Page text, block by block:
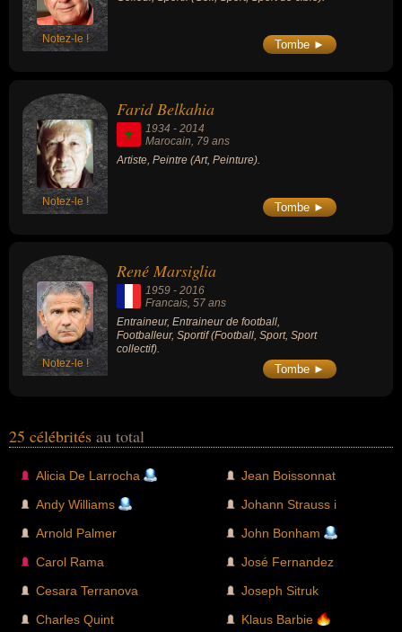
Notez-le ! Tombe ►
Notez-le !
Farid Belkahia
1934 - 2014
Marocain , 79 ans
Artiste, Peintre (Art, Peinture).
Tombe ►
Notez-le !
René Marsiglia
1959 - 2016
Francais, 57 ans
Entraineur, Entraineur de football,
Footballeur, Sportif (Football, Sport, Sport
collectif).
Tombe ►
25 célébrités au total
Alicia De Larrocha
Andy Williams
Arnold Palmer
Carol Rama
Cesara Terranova
Charles Quint
Jean Boissonnat
Johann Strauss i
John Bonham
José Fernandez
Joseph Sitruk
Klaus Barbie